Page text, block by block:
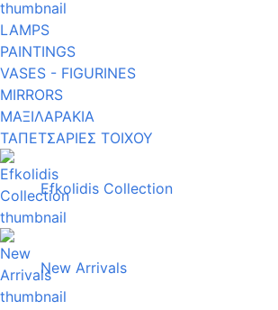
LAMPS
PAINTINGS
VASES - FIGURINES
MIRRORS
ΜΑΞΙΛΑΡΑΚΙΑ
ΤΑΠΕΤΣΑΡΙΕΣ ΤΟΙΧΟΥ
Efkolidis Collection
New Arrivals